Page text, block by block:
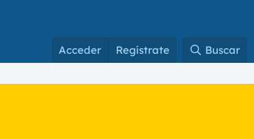
Acceder Regístrate Buscar